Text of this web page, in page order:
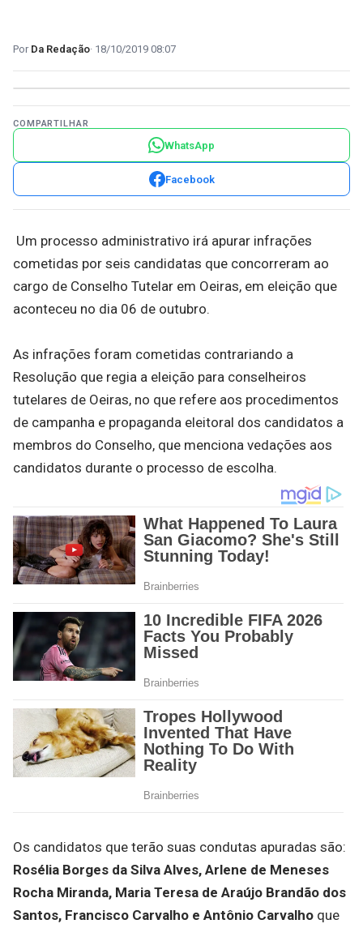
Da Redação 18/10/2019 08:07
COMPARTILHAR
WhatsApp
Facebook
Um processo administrativo irá apurar infrações
cometidas por seis candidatas que concorreram ao
cargo de Conselho Tutelar em Oeiras, em eleição que
aconteceu no dia 06 de outubro.
As infrações foram cometidas contrariando a
Resolução que regia a eleição para conselheiros
tutelares de Oeiras, no que refere aos procedimentos
de campanha e propaganda eleitoral dos candidatos a
membros do Conselho, que menciona vedações aos
candidatos durante o processo de escolha.
Os candidatos que terão suas condutas apuradas são:
Rosélia Borges da Silva Alves, Arlene de Meneses
Rocha Miranda, Maria Teresa de Araújo Brandão dos
Santos, Francisco Carvalho e Antônio Carvalho que